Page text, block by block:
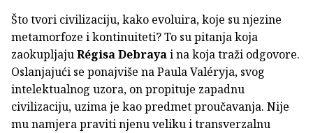
Što tvori civilizaciju, kako evoluira, koje su njezine
metamorfoze i kontinuiteti? To su pitanja koja
zaokupljajuRégisa Debrayai na koja traži odgovore.
Oslanjajući se ponajviše na Paula Valéryja, svog
intelektualnog uzora, on propituje zapadnu
civilizaciju, uzima je kao predmet proučavanja. Nije
mu namjera praviti njenu veliku i transverzalnu